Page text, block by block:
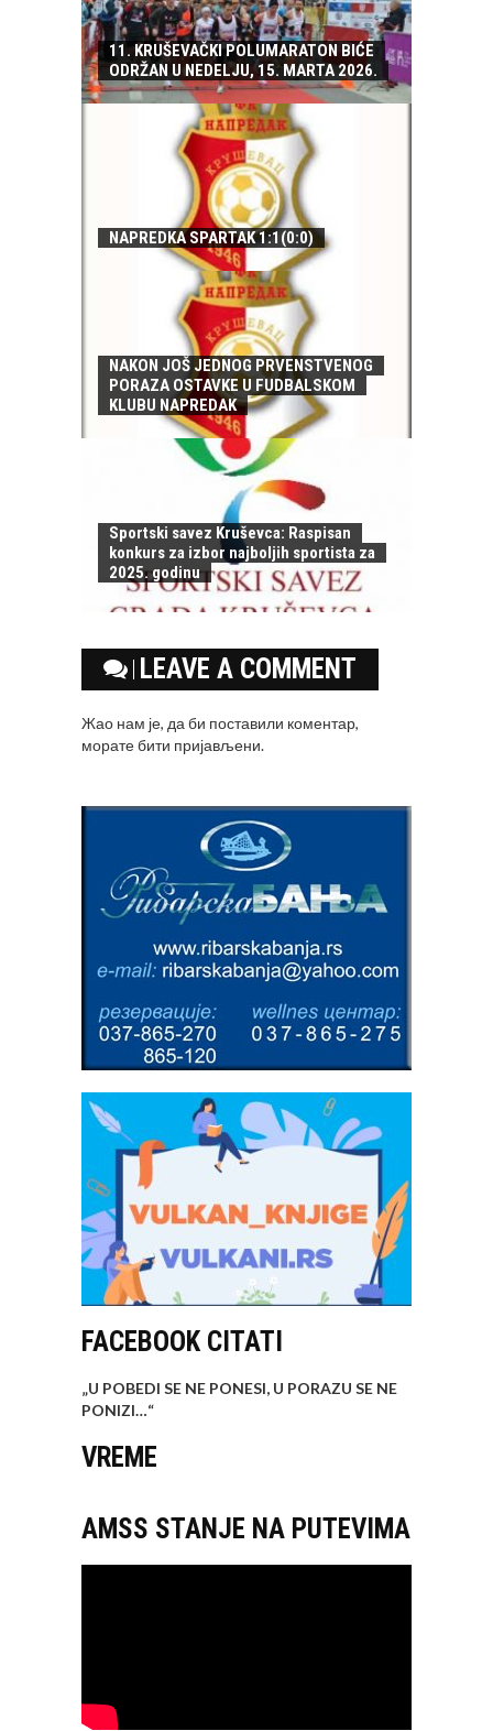
11. KRUŠEVAČKI POLUMARATON BIĆE
ODRŽAN U NEDELJU, 15. MARTA 2026.
NAPREDKA SPARTAK 1:1(0:0)
NAKON JOŠ JEDNOG PRVENSTVENOG
PORAZA OSTAVKE U FUDBALSKOM
KLUBU NAPREDAK
Sportski savez Kruševca: Raspisan
konkurs za izbor najboljih sportista za
2025. godinu
LEAVE A COMMENT
Жао нам је, да би поставили коментар,
моратебити пријављени.
FACEBOOK CITATI
„U POBEDI SE NE PONESI, U PORAZU SE NE
PONIZI…“
VREME
AMSS STANJE NA PUTEVIMA